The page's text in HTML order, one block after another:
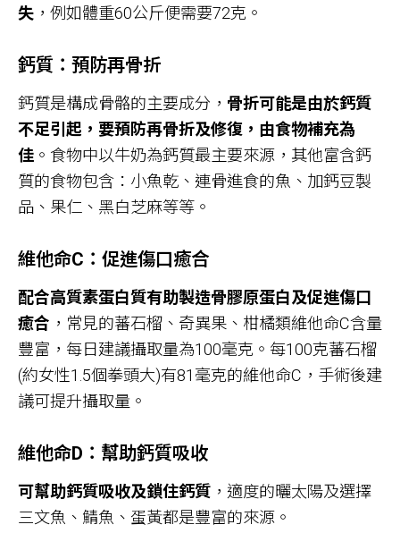
失 ，例如體重60公斤便需要72克。
鈣質：預防再骨折
鈣質是構成骨骼的主要成分， 骨折可能是由於鈣質
不足引起，要預防再骨折及修復，由食物補充為
佳 。食物中以牛奶為鈣質最主要來源，其他富含鈣
質的食物包含：小魚乾、連骨進食的魚、加鈣豆製
品、果仁、黑白芝麻等等。
維他命C：促進傷口癒合
配合高質素蛋白質有助製造骨膠原蛋白及促進傷口
癒合 ，常見的蕃石榴、奇異果、柑橘類維他命C含量
豐富，每日建議攝取量為100毫克。每100克蕃石榴
(約女性1.5個拳頭大)有81毫克的維他命C，手術後建
議可提升攝取量。
維他命D：幫助鈣質吸收
可幫助鈣質吸收及鎖住鈣質 ，適度的曬太陽及選擇
三文魚、鯖魚、蛋黃都是豐富的來源。